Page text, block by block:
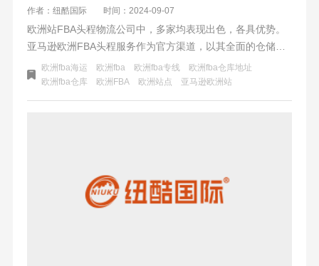
作者：纽酷国际 时间：2024-09-07
欧洲站FBA头程物流公司中，多家均表现出色，各具优势。
亚马逊欧洲FBA头程服务作为官方渠道，以其全面的仓储、
包装、配送及退货服务，减轻了卖家的物流负担，提高了效
率与竞争力。此外，空运、海运、卡航及铁运等物流方式也
欧洲fba海运 欧洲fba 欧洲fba专线
欧洲fba仓库地址
欧洲fba仓库
欧洲FBA 欧洲站点 亚马逊欧洲站